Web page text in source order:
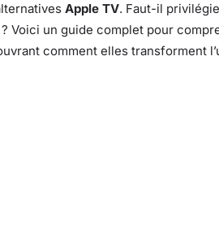
Apple TV. Faut-il
Voici un guide complet pour
comment elles transforment